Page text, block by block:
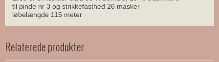
til pinde nr 3 og strikkefasthed 26 masker
løbelængde 115 meter
Relaterede produkter